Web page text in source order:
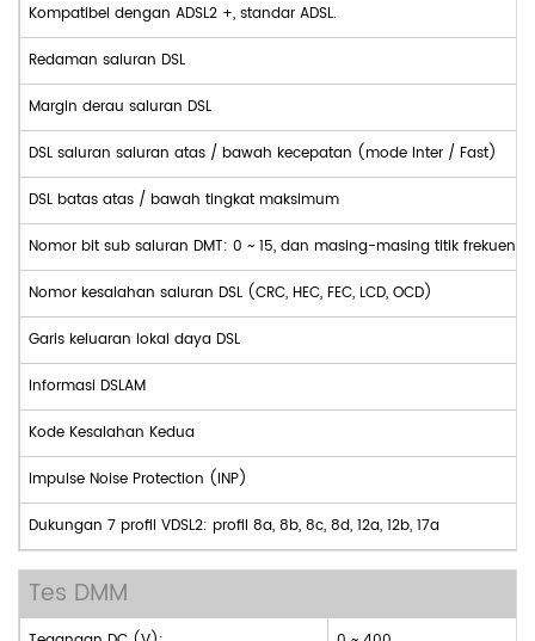
Kompatibel dengan ADSL2 +, standar ADSL.
Redaman saluran DSL
Margin derau saluran DSL
DSL saluran saluran atas / bawah kecepatan (mode Inter / Fast)
DSL batas atas / bawah tingkat maksimum
Nomor bit sub saluran DMT: 0 ~ 15, dan masing-masing titik frekuensi
Nomor kesalahan saluran DSL (CRC, HEC, FEC, LCD, OCD)
Garis keluaran lokal daya DSL
Informasi DSLAM
Kode Kesalahan Kedua
Impulse Noise Protection (INP)
Dukungan 7 profil VDSL2: profil 8a, 8b, 8c, 8d, 12a, 12b, 17a
Tes DMM